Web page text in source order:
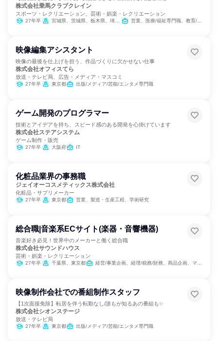
株式会社乗馬クラブクレイン
スポーツ・レクリエーション、芸術・娯楽・レクリエーション
27年卒 宮城県、茨城県、栃木県、埼玉県、千葉県、東京都、神奈川県、石川県、岐阜県、三重県、大阪府、兵庫県、奈良県、岡山県、広島県、山口県、福岡県、大分県 営業、医療/福祉専門職、教育/保育専門職、小売販売/流通、バックオフィス・事務・受付、総務
映像編集アシスタント
映像の最後を仕上げを担う、作品づくりに欠かせない仕事
株式会社オフィスてら
放送・テレビ局、広告・メディア・マスコミ
27年卒 東京都 出版/メディア/芸能/エンタメ専門職
ゲーム開発のプログラマー
技術とアイデアを持ち、スピード感のある開発を心掛けています
株式会社ステアシステム
ゲーム制作・販売
27年卒 大阪府 IT
化粧品業界の事務職
ジェイオーコスメティックス株式会社
化粧品・サプリメーカー
27年卒 東京都 営業、製造・生産工程、学術研究
総合職|音楽系ECサイト(楽器・音響機器)
音楽好き必見！世界中のメーカーと働く総合職
株式会社サウンドハウス
芸術・娯楽・レクリエーション
27年卒 千葉県、東京都 経営/事業企画、経理/税務/財務、商品企画、マーケティング・広告・宣伝、カスタマーサポート/コールセンター、IT
映像制作会社での番組制作スタッフ
【1次面接免除】転居を伴う転勤なし/誰もが知るあの番組も✨
株式会社シオンステージ
放送・テレビ局
27年卒 東京都 出版/メディア/芸能/エンタメ専門職